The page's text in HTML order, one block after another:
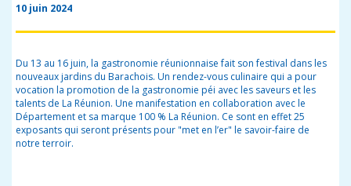
10 juin 2024
Du 13 au 16 juin, la gastronomie réunionnaise fait son festival dans les
nouveaux jardins du Barachois. Un rendez-vous culinaire qui a pour
vocation la promotion de la gastronomie péi avec les saveurs et les
talents de La Réunion. Une manifestation en collaboration avec le
Département et sa marque 100 % La Réunion. Ce sont en effet 25
exposants qui seront présents pour "met en l’er" le savoir-faire de
notre terroir.